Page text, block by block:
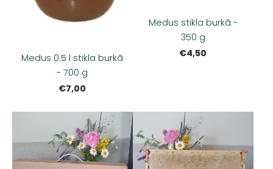
Medus 0.5 l stikla burkā
- 700 g
€7,00
Medus stikla burkā -
350 g
€4,50